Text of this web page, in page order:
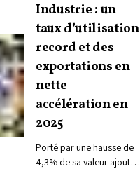
Industrie : un
taux d’utilisation
record et des
exportations en
nette
accélération en
2025
Porté par une hausse de
4,3% de sa valeur ajoutée